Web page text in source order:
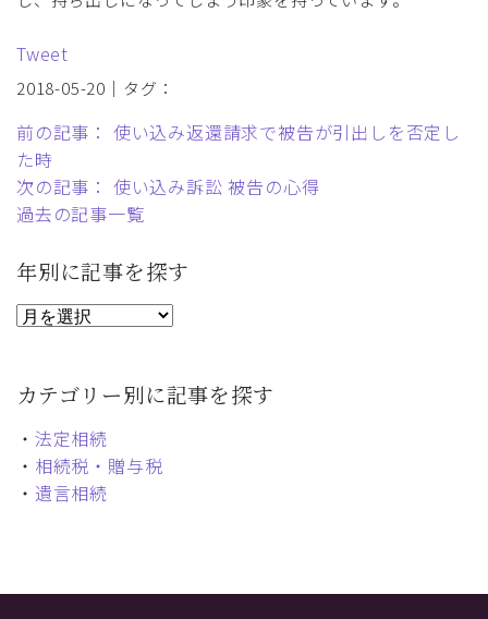
Tweet
2018-05-20｜タグ：
前の記事： 使い込み返還請求で被告が引出しを否定し
た時
次の記事： 使い込み訴訟 被告の心得
過去の記事一覧
年別に記事を探す
カテゴリー別に記事を探す
・ 法定相続
・ 相続税・贈与税
・ 遺言相続